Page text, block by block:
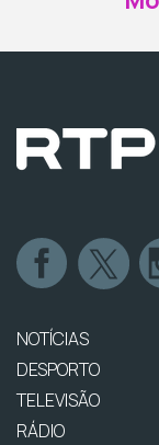
NOTÍCIAS
DESPORTO
TELEVISÃO
RÁDIO